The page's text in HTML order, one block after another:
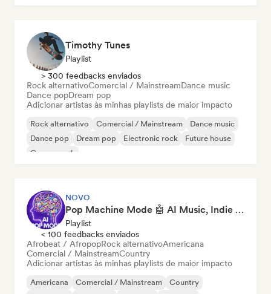
Timothy Tunes
Playlist
> 300 feedbacks enviados
Rock alternativoComercial / MainstreamDance music
Dance popDream pop
Adicionar artistas às minhas playlists de maior impacto
Rock alternativo Comercial / Mainstream
Dance music
Dance pop
Dream pop Electronic rock
Future house
Garage rock
NOVO
Pop Machine Mode 🤖 AI Music, Indie Pop & Dream Pop
Playlist
< 100 feedbacks enviados
Afrobeat / AfropopRock alternativoAmericana
Comercial / MainstreamCountry
Adicionar artistas às minhas playlists de maior impacto
Americana Comercial / Mainstream
Country